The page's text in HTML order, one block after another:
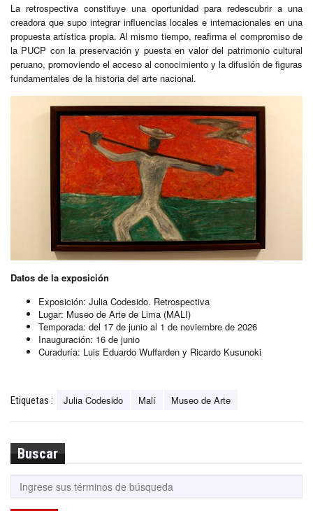
La retrospectiva constituye una oportunidad para redescubrir a una
creadora que supo integrar influencias locales e internacionales en una
propuesta artística propia. Al mismo tiempo, reafirma el compromiso de
la PUCP con la preservación y puesta en valor del patrimonio cultural
peruano, promoviendo el acceso al conocimiento y la difusión de figuras
fundamentales de la historia del arte nacional.
Datos de la exposición
Exposición: Julia Codesido. Retrospectiva
Lugar: Museo de Arte de Lima (MALI)
Temporada: del 17 de junio al 1 de noviembre de 2026
Inauguración: 16 de junio
Curaduría: Luis Eduardo Wuffarden y Ricardo Kusunoki
Etiquetas : Julia Codesido Malí Museo de Arte
Buscar